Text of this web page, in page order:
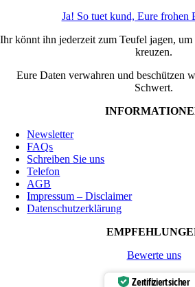
Ja! So tuet kund, Eure frohen
Ihr könnt ihn jederzeit zum Teufel jagen,
kreuzen.
Eure Daten verwahren und beschützen
Schwert.
Newsletter
FAQs
Schreiben Sie uns
Telefon
AGB
Impressum – Disclaimer
Datenschutzerklärung
Bewerte uns
Zertifiziert sicher